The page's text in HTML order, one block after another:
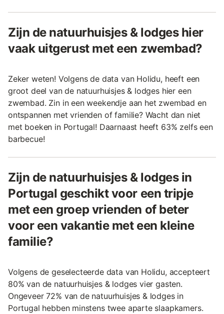
Zijn de natuurhuisjes & lodges hier
vaak uitgerust met een zwembad?
Zeker weten! Volgens de data van Holidu, heeft een
groot deel van de natuurhuisjes & lodges hier een
zwembad. Zin in een weekendje aan het zwembad en
ontspannen met vrienden of familie? Wacht dan niet
met boeken in Portugal! Daarnaast heeft 63% zelfs een
barbecue!
Zijn de natuurhuisjes & lodges in
Portugal geschikt voor een tripje
met een groep vrienden of beter
voor een vakantie met een kleine
familie?
Volgens de geselecteerde data van Holidu, accepteert
80% van de natuurhuisjes & lodges vier gasten.
Ongeveer 72% van de natuurhuisjes & lodges in
Portugal hebben minstens twee aparte slaapkamers.